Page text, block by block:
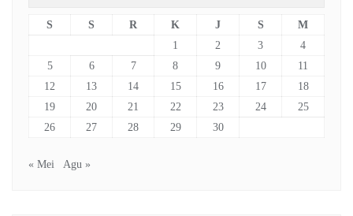
S S R K J S
M
1
2 3
4
5
6 7 8 9 10
11
12
13 14 15 16 17
18
19
20 21 22 23 24
25
26
27 28 29 30
« Mei Agu »